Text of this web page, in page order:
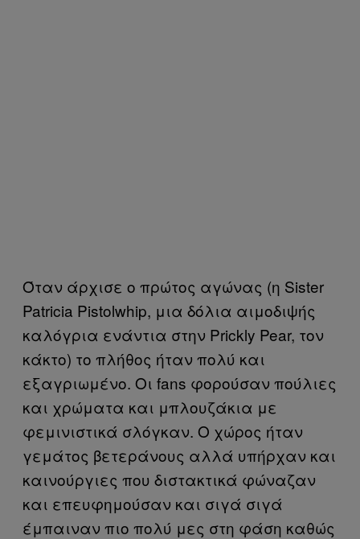
Όταν άρχισε ο πρώτος αγώνας (η Sister
Patricia Pistolwhip, μια δόλια αιμοδιψής
καλόγρια ενάντια στην Prickly Pear, τον
κάκτο) το πλήθος ήταν πολύ και
εξαγριωμένο. Οι fans φορούσαν πούλιες
και χρώματα και μπλουζάκια με
φεμινιστικά σλόγκαν. Ο χώρος ήταν
γεμάτος βετεράνους αλλά υπήρχαν και
καινούργιες που διστακτικά φώναζαν
και επευφημούσαν και σιγά σιγά
έμπαιναν πιο πολύ μες στη φάση καθώς